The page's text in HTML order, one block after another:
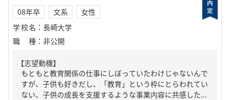
08年卒 文系
女性
学校名 ： 長崎大学
職種 ： 非公開
【志望動機】
もともと教育関係の仕事にしぼっていたわけじゃないんで
すが、子供も好きだし、「教育」という枠にとらわれてい
ない、子供の成長を支援するような事業内容に共感した...